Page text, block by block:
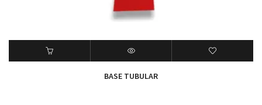
BASE TUBULAR